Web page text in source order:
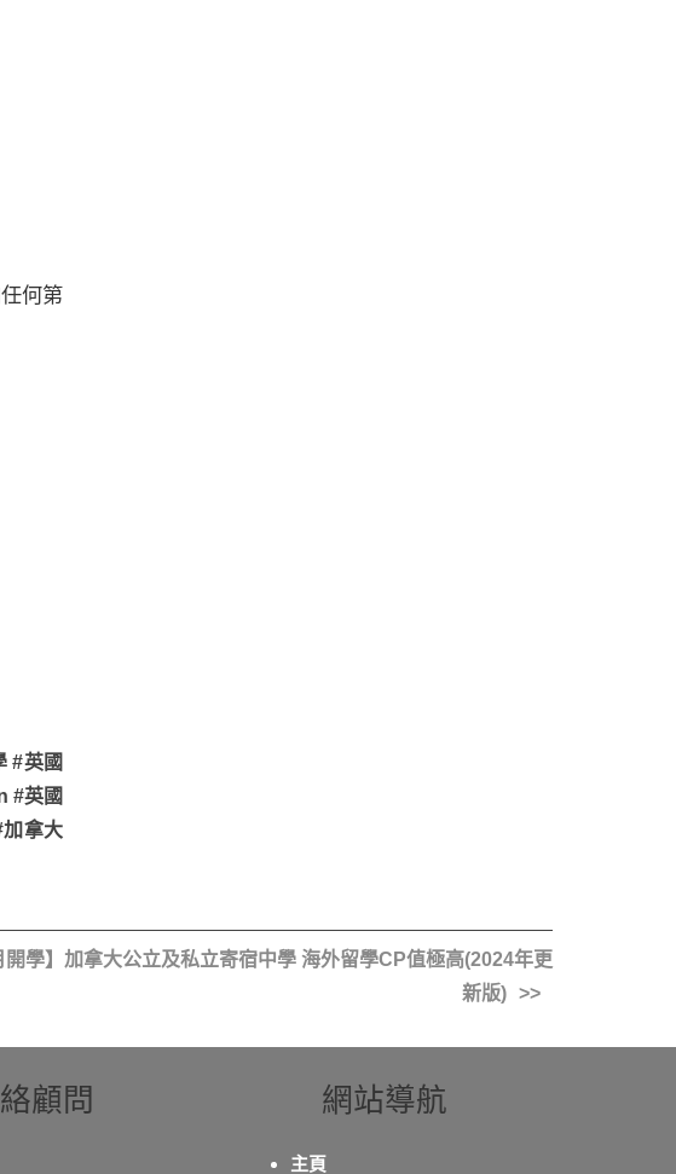
何第
#英國
#英國
拿大
開學】加拿大公立及私立寄宿中學 海外留學CP值極高(2024年更
新版)
顧問 網站導航
主頁